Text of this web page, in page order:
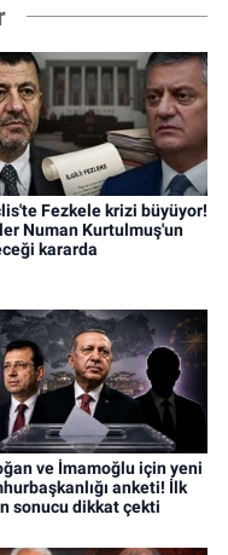
Fezkele krizi büyüyor!
Numan Kurtulmuş'un
kararda
ve İmamoğlu için yeni
anketi! İlk
sonucu dikkat çekti